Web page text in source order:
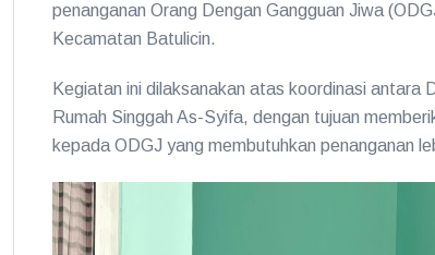
penanganan Orang Dengan Gangguan Jiwa
Kecamatan Batulicin.
Kegiatan ini dilaksanakan atas koordinasi antara
Rumah Singgah As-Syifa, dengan tujuan
kepada ODGJ yang membutuhkan penanganan